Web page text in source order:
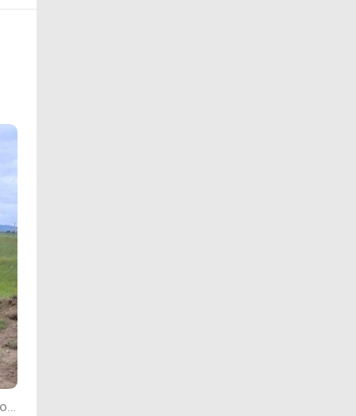
Фото пресс-службы администрации Приаргунского округа Забайкальского края